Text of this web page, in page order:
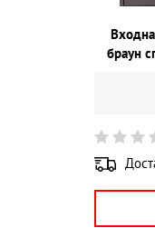
браун